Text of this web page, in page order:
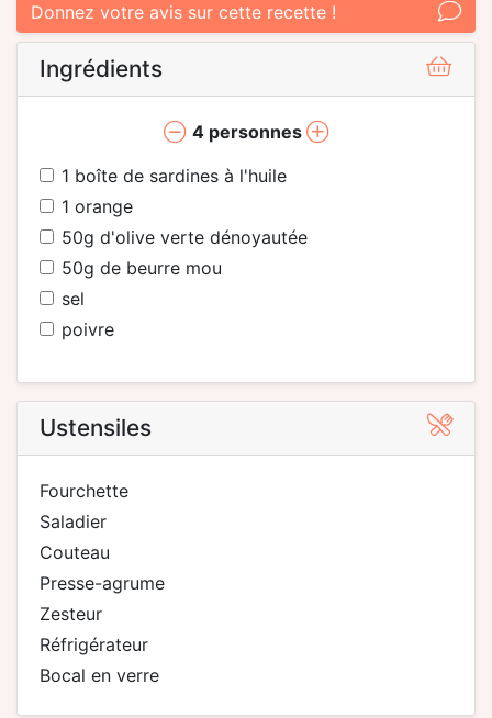
Donnez votre avis sur cette recette !
Ingrédients
4personnes
1 boîte de sardines à l'huile
1 orange
50g d'olive verte dénoyautée
50g de beurre mou
sel
poivre
Ustensiles
fourchette
saladier
couteau
presse-agrume
zesteur
réfrigérateur
bocal en verre